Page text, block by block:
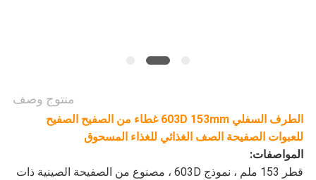
منتوج وصف
الطرف السفلي 603D 153mm غطاء من الصفيح الصفيح
للعبوات الصفيحة الصف الغذائي للغذاء المسحوق
المواصفات:
قطر 153 ملم ، نموذج 603D ، مصنوع من الصفيحة الصينية ذات